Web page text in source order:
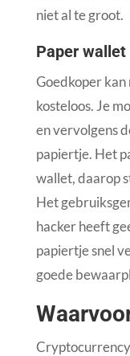
niet al te groot.
Paper wallet
Goedkoper kan
kosteloos. Je
en vervolgens
papiertje. Het
wallet, daarop
Het
hacker heeft
papiertje snel
goede